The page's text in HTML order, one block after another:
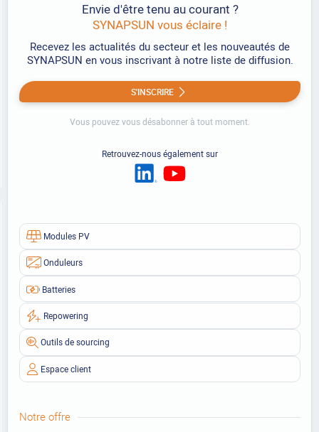
Modules PV
Onduleurs
Batteries
Repowering
Outils de sourcing
Espace client
Notre offre
Envie d'être tenu au courant ?
SYNAPSUN vous éclaire !
Recevez les actualités du secteur et les nouveautés de
SYNAPSUN en vous inscrivant à notre liste de diffusion.
S'INSCRIRE
Vous pouvez vous désabonner à tout moment.
Retrouvez-nous également sur